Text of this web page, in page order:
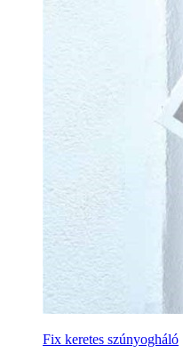
Fix keretes szúnyogháló